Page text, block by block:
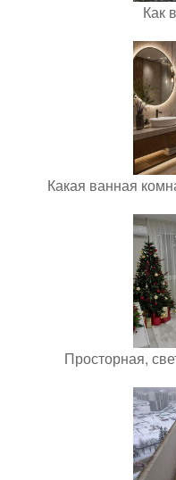
Как
Какая ванная
Просторная,